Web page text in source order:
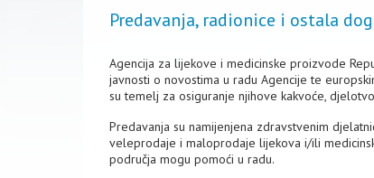
Predavanja, radionice i ostala
Agencija za lijekove i medicinske proizvode
javnosti o novostima u radu Agencije te
su temelj za osiguranje njihove kakvoće,
Predavanja su namijenjena zdravstvenim
veleprodaje i maloprodaje lijekova i/ili
područja mogu pomoći u radu.